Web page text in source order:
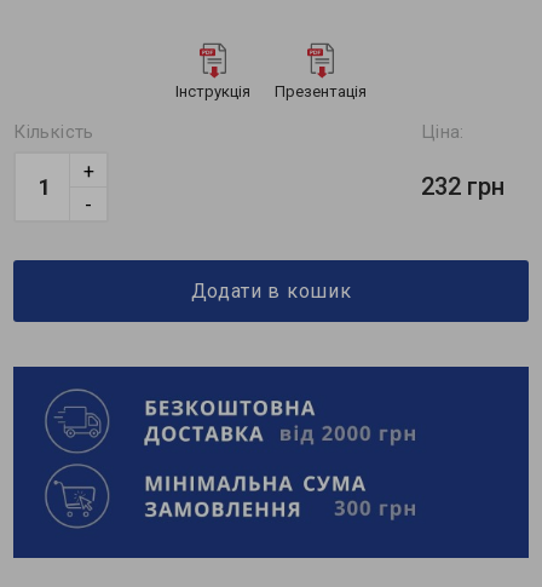
Інструкція Презентація
Кількість
-
+
Ціна:
232 грн
Додати в кошик